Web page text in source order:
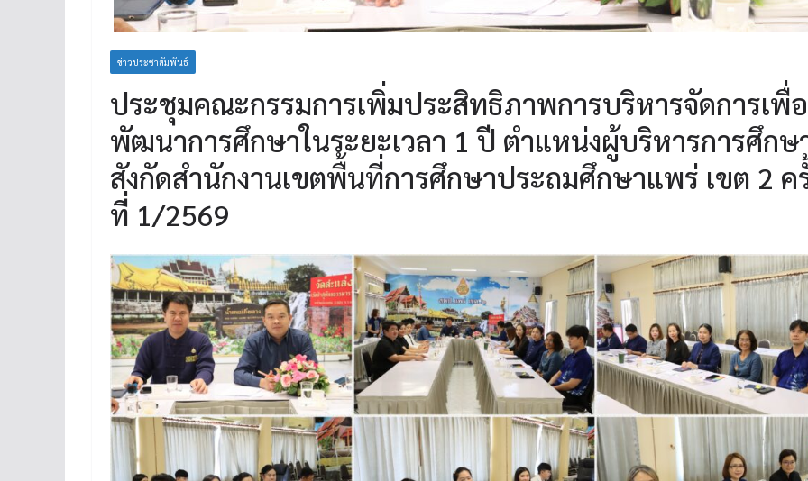
ข่าวประชาสัมพันธ์
ประชุมคณะกรรมการเพิ่มประสิทธิภาพการบริหารจัดการเพื่อ
พัฒนาการศึกษาในระยะเวลา 1 ปี ตำแหน่งผู้บริหารการศึกษ
สังกัดสำนักงานเขตพื้นที่การศึกษาประถมศึกษาแพร่ เขต 2 ค
ที่ 1/2569